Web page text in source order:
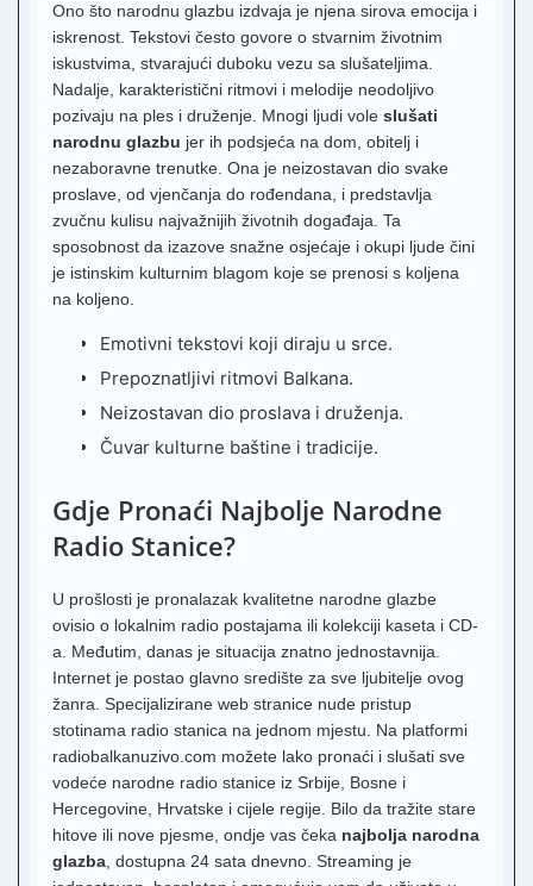
Ono što narodnu glazbu izdvaja je njena sirova emocija i
iskrenost. Tekstovi često govore o stvarnim životnim
iskustvima, stvarajući duboku vezu sa slušateljima.
Nadalje, karakteristični ritmovi i melodije neodoljivo
pozivaju na ples i druženje. Mnogi ljudi vole slušati
narodnu glazbu jer ih podsjeća na dom, obitelj i
nezaboravne trenutke. Ona je neizostavan dio svake
proslave, od vjenčanja do rođendana, i predstavlja
zvučnu kulisu najvažnijih životnih događaja. Ta
sposobnost da izazove snažne osjećaje i okupi ljude čini
je istinskim kulturnim blagom koje se prenosi s koljena
na koljeno.
Emotivni tekstovi koji diraju u srce.
Prepoznatljivi ritmovi Balkana.
Neizostavan dio proslava i druženja.
Čuvar kulturne baštine i tradicije.
Gdje Pronaći Najbolje Narodne
Radio Stanice?
U prošlosti je pronalazak kvalitetne narodne glazbe
ovisio o lokalnim radio postajama ili kolekciji kaseta i CD-
a. Međutim, danas je situacija znatno jednostavnija.
Internet je postao glavno središte za sve ljubitelje ovog
žanra. Specijalizirane web stranice nude pristup
stotinama radio stanica na jednom mjestu. Na platformi
radiobalkanuzivo.com možete lako pronaći i slušati sve
vodeće narodne radio stanice iz Srbije, Bosne i
Hercegovine, Hrvatske i cijele regije. Bilo da tražite stare
hitove ili nove pjesme, ondje vas čeka najbolja narodna
glazba , dostupna 24 sata dnevno. Streaming je